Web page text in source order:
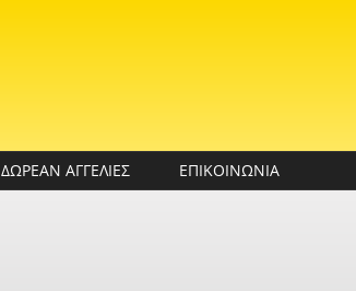
ΔΩΡΕΑΝ ΑΓΓΕΛΙΕΣ ΕΠΙΚΟΙΝΩΝΙΑ